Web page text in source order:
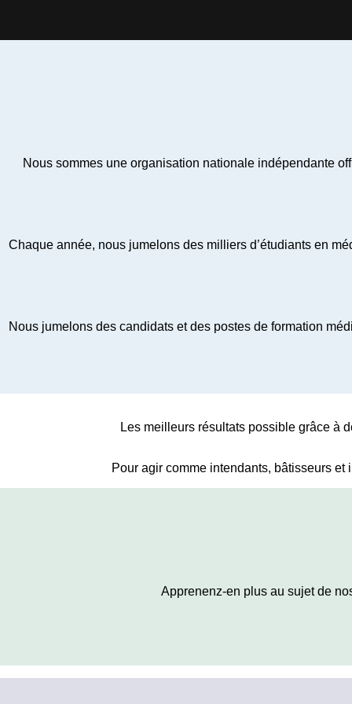
Nous sommes une organisation nationale indépendante
Chaque année, nous jumelons des milliers d’étudiants en
Nous jumelons des candidats et des postes de formation
Les meilleurs résultats possible grâce à
Pour agir comme intendants, bâtisseurs
Apprenenz-en plus au sujet de